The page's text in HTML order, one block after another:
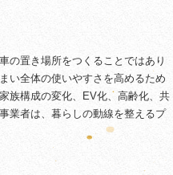
の置き場所をつくることではあり
い全体の使いやすさを高めるため
族構成の変化、EV化、高齢化、共
業者は、暮らしの動線を整えるプ